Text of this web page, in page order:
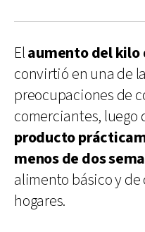
Elaumento del kilo
convirtió en una de
preocupaciones de
comerciantes, luego
producto
menos de dos
alimento básico y
hogares.